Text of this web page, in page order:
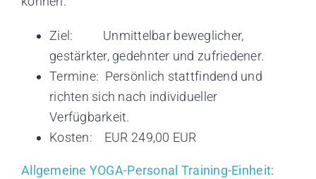
Ziel: Unmittelbar beweglicher,
gestärkter, gedehnter und zufriedener.
Termine: Persönlich stattfindend und
richten sich nach individueller
Verfügbarkeit.
Kosten: EUR 249,00 EUR
Allgemeine YOGA-Personal Training-Einheit: